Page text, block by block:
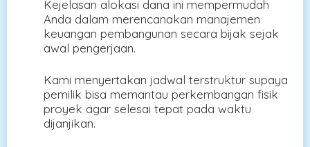
Kejelasan alokasi dana ini mempermudah
Anda dalam merencanakan manajemen
keuangan pembangunan secara bijak sejak
awal pengerjaan.
Kami menyertakan jadwal terstruktur supaya
pemilik bisa memantau perkembangan fisik
proyek agar selesai tepat pada waktu
dijanjikan.